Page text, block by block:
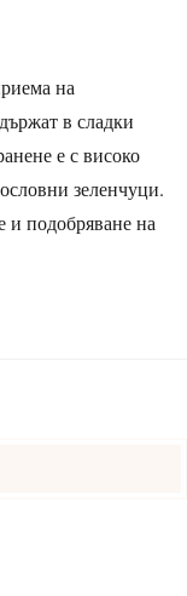
на
в сладки
е с високо
зеленчуци.
и подобряване на